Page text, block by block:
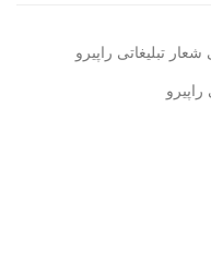
تبلیغاتی راپیرو